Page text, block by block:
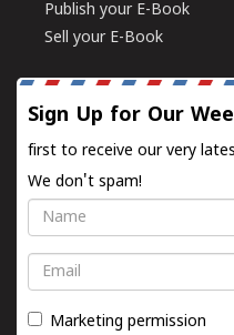
Publish your E-Book
Sell your E-Book
Sign Up for Our
first to receive our very
We don't spam!
Name
Email
Marketing permission